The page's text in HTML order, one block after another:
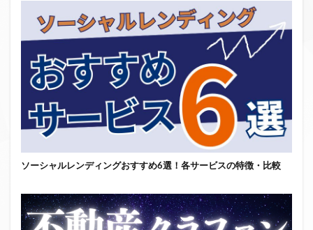
ソーシャルレンディングおすすめ6選！各サービスの特徴・比較